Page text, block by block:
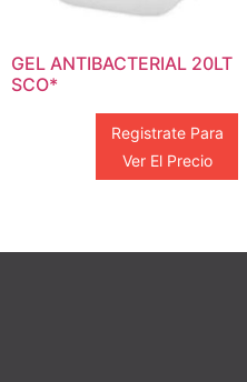
GEL ANTIBACTERIAL 20LT
SCO*
Registrate Para
Ver El Precio